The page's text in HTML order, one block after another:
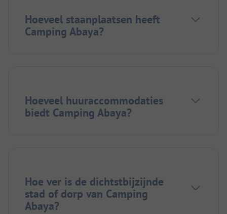
Hoeveel staanplaatsen heeft
Camping Abaya?
Hoeveel huuraccommodaties
biedt Camping Abaya?
Hoe ver is de dichtstbijzijnde
stad of dorp van Camping
Abaya?